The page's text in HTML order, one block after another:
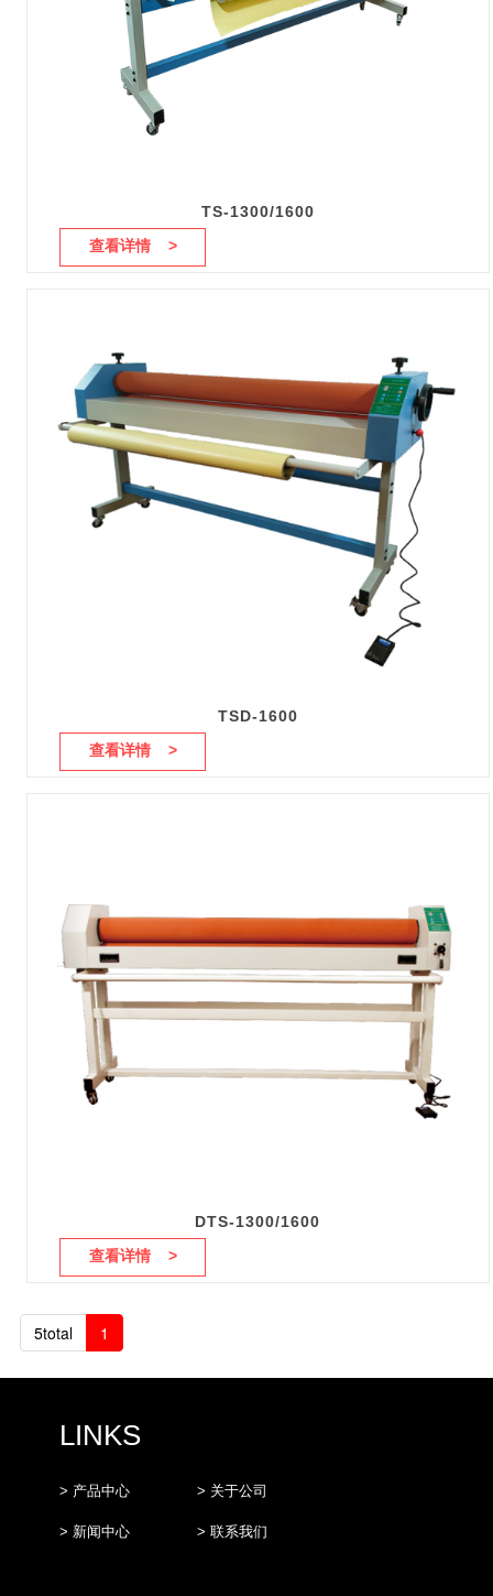
TS-1300/1600
查看详情 >
TSD-1600
查看详情 >
DTS-1300/1600
查看详情 >
5total 1
LINKS
> 产品中心 > 关于公司
> 新闻中心 > 联系我们